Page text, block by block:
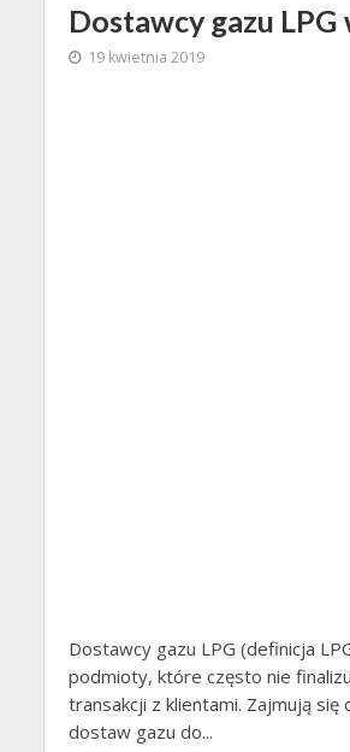
Dostawcy gazu LPG
19 kwietnia 2019
Dostawcy gazu LPG (definicja
podmioty, które często nie
transakcji z klientami. Zajmują się
dostaw gazu do...